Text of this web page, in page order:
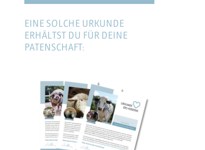
EINE SOLCHE URKUNDE
ERHÄLTST DU FÜR DEINE
PATENSCHAFT: